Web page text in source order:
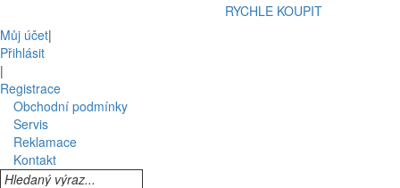
RYCHLE KOUPIT
Můj účet|
Přihlásit
|
Registrace
Obchodní podmínky
Servis
Reklamace
Kontakt